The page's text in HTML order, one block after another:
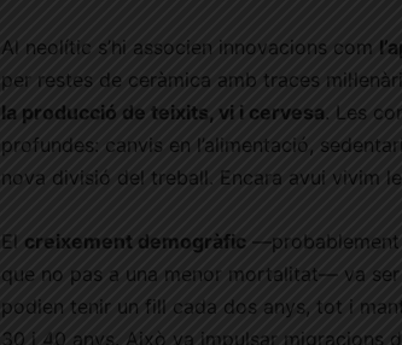
Al neolític s’hi associen innovacions com
per restes de ceràmica amb traces
la producció de teixits, vi i cervesa . Les
profundes: canvis en l’alimentació,
nova divisió del treball. Encara avui vivim
El creixement demogràfic —probablement
que no pas a una menor mortalitat— va
podien tenir un fill cada dos anys, tot i
30 i 40 anys. Això va impulsar migracions